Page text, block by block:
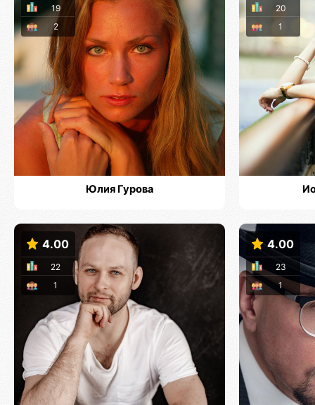
2
19
Юлия Гурова
1
20
4.00
1
22
4.00
1
23